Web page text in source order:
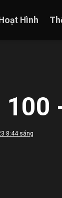
Hình
100
8:44 sáng